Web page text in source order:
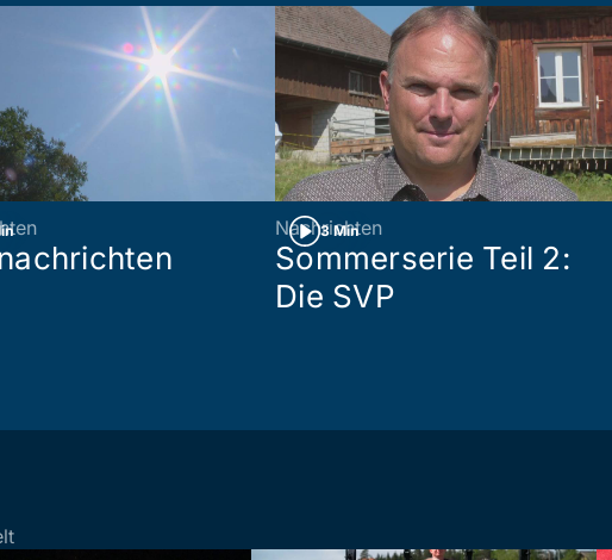
3 Min
Nachrichten
Sommerserie Teil 2:
Die SVP